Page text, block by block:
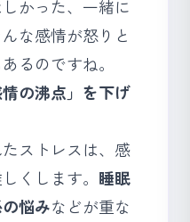
かった、一緒に
な感情が怒りと
るのですね。
の沸点」を下げ
ストレスは、感
くします。 睡眠
悩みなどが重な